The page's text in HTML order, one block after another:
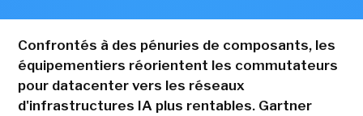
Confrontés à des pénuries de composants, les
équipementiers réorientent les commutateurs
pour datacenter vers les réseaux
d'infrastructures IA plus rentables. Gartner